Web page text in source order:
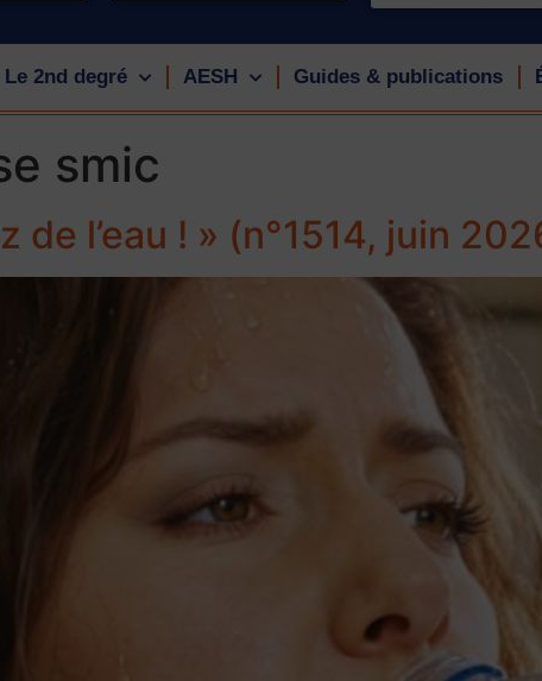
Le 2nd degré AESH Guides & publications
smic
de l’eau ! » (n°1514, juin